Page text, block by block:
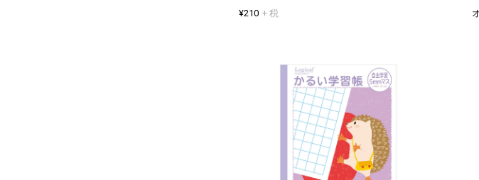
¥210 + 税